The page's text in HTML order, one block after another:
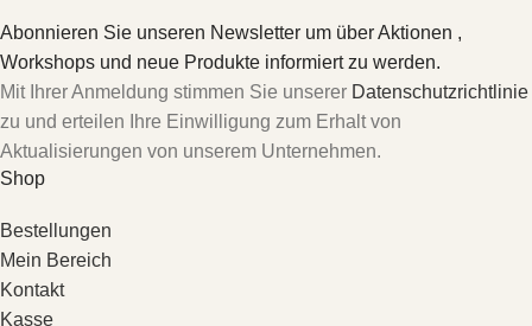
Abonnieren Sie unseren Newsletter um über Aktionen ,
Workshops und neue Produkte informiert zu werden.
Mit Ihrer Anmeldung stimmen Sie unserer Datenschutzrichtlinie
zu und erteilen Ihre Einwilligung zum Erhalt von
Aktualisierungen von unserem Unternehmen.
Shop
Bestellungen
Mein Bereich
Kontakt
Kasse